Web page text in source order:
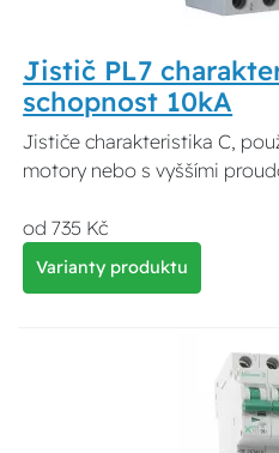
Jistič PL7
schopnost 10kA
Jističe charakteristika C,
motory nebo s vyššími
od 735 Kč
Varianty produktu